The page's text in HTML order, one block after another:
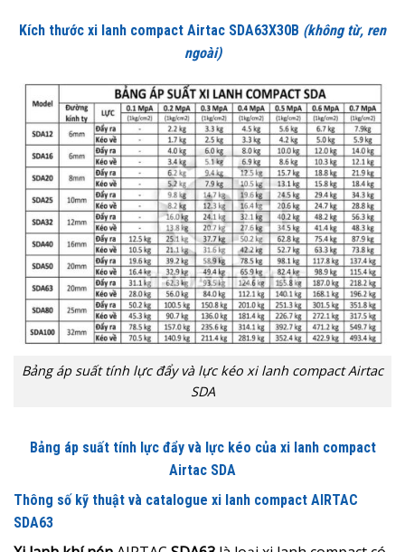
Kích thước xi lanh compact Airtac SDA63X30B (không từ, ren
ngoài)
Bảng áp suất tính lực đẩy và lực kéo xi lanh compact Airtac
SDA
Bảng áp suất tính lực đẩy và lực kéo của xi lanh compact
Airtac SDA
Thông số kỹ thuật và catalogue xi lanh compact AIRTAC
SDA63